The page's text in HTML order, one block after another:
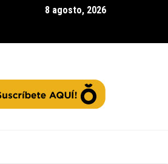
de sus |ganaderos| en producción
8 agosto, 2026